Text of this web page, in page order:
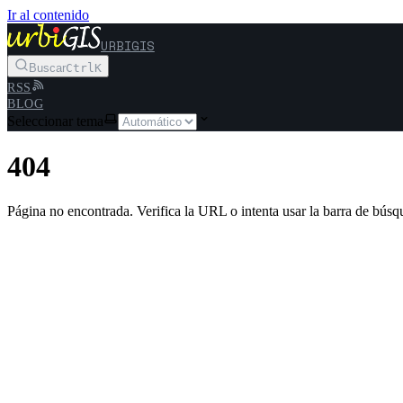
Ir al contenido
URBIGIS
BuscarCtrlK
RSS
BLOG
Seleccionar tema
404
Página no encontrada. Verifica la URL o intenta usar la barra de